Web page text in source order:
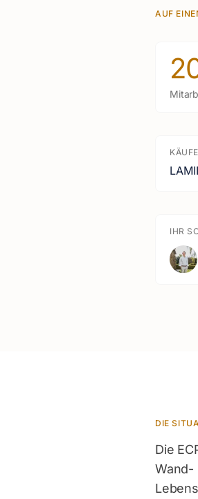
AUF
IHR
DIE
Die
Wand-